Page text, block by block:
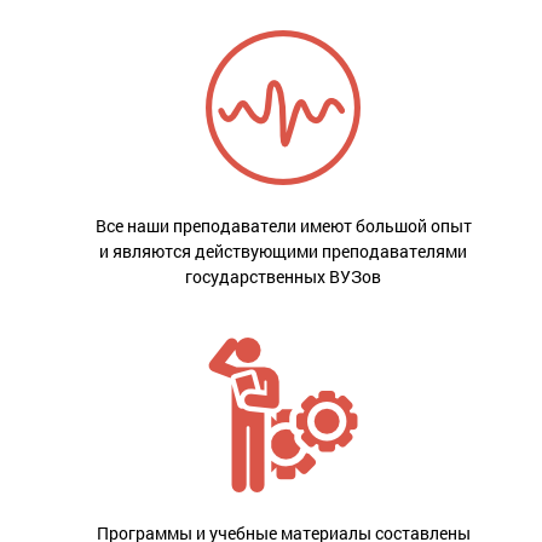
Все наши преподаватели имеют большой опыт
и являются действующими преподавателями
государственных ВУЗов
Программы и учебные материалы составлены